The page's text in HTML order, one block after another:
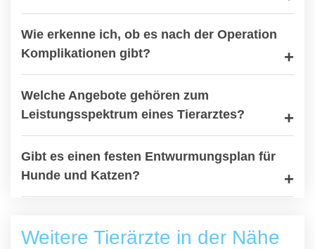
Wie erkenne ich, ob es nach der Operation
Komplikationen gibt?
Welche Angebote gehören zum
Leistungsspektrum eines Tierarztes?
Gibt es einen festen Entwurmungsplan für
Hunde und Katzen?
Weitere Tierärzte in der Nähe